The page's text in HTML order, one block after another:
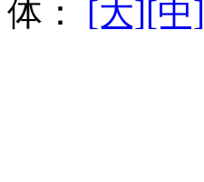
体： [大][中]